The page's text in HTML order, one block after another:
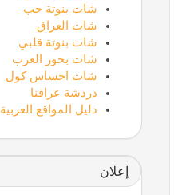
شات بنوتة حب
شات العراق
شات بنوتة قلبي
شات بحور العرب
شات احساس كول
دردشة عراقنا
دليل المواقع العربية
إعلان